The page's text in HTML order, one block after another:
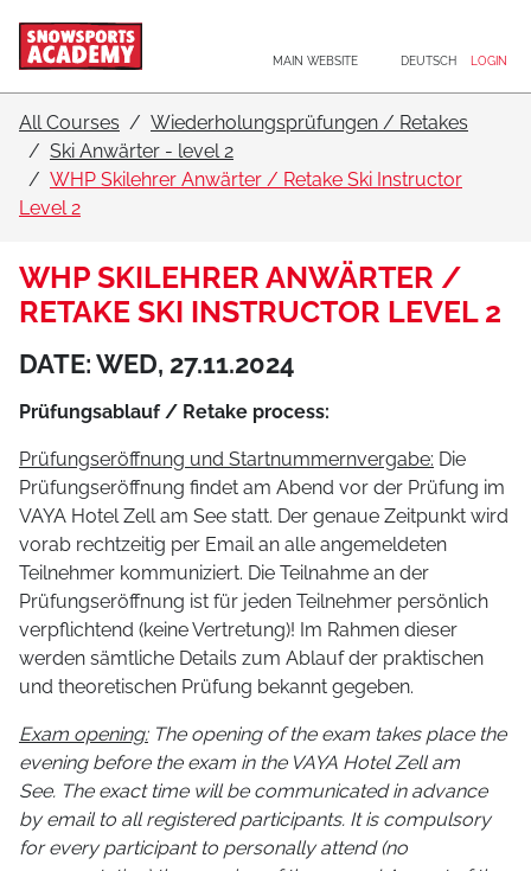
MAIN WEBSITE DEUTSCH LOGIN
All Courses
Wiederholungsprüfungen / Retakes
Ski Anwärter - level 2
WHP Skilehrer Anwärter / Retake Ski Instructor
Level 2
WHP SKILEHRER ANWÄRTER /
RETAKE SKI INSTRUCTOR LEVEL 2
DATE: WED, 27.11.2024
Prüfungsablauf / Retake process:
Prüfungseröffnung und Startnummernvergabe: Die
Prüfungseröffnung findet am Abend vor der Prüfung im
VAYA Hotel Zell am See statt. Der genaue Zeitpunkt wird
vorab rechtzeitig per Email an alle angemeldeten
Teilnehmer kommuniziert. Die Teilnahme an der
Prüfungseröffnung ist für jeden Teilnehmer persönlich
verpflichtend (keine Vertretung)! Im Rahmen dieser
werden sämtliche Details zum Ablauf der praktischen
und theoretischen Prüfung bekannt gegeben.
Exam opening:The opening of the exam takes place the
evening before the exam in the VAYA Hotel Zell am
See. The exact time will be communicated in advance
by email to all registered participants. It is compulsory
for every participant to personally attend (no